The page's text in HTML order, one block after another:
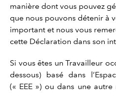
manière dont vous pouvez
que nous pouvons détenir à
important et nous vous
cette Déclaration dans son
Si vous êtes un Travailleur
dessous) basé dans
(« EEE ») ou dans une